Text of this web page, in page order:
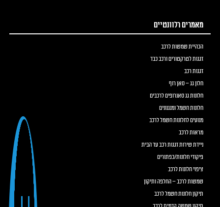
מאמרים רלוונטיים
הכהיית שמשות לרכב
זגגות לטרקטורים ורכב כבד
זגגות רכב
חלון גג – סאן רוף
חלונות גג סאנרופים לרכבים
חלונות חשמל ומנגנונים
מנועים לחלונות חשמל לרכב
מראות לרכב
ניידת שירות זגגות רכב עד הבית
פיקודי חלונות/כפתורים
ציפוי חלונות לרכב
שמשות לרכב – החלפה ותיקון
תיקון חלונות חשמל לרכב